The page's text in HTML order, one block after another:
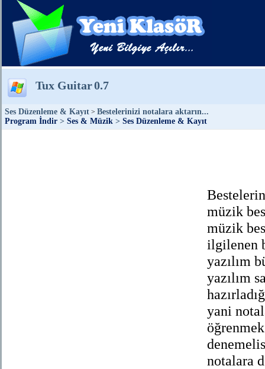
Tux Guitar0.7
Ses Düzenleme & Kayıt > Bestelerinizi notalara aktarın...
Program İndir > Ses & Müzik > Ses Düzenleme & Kayıt
müzik
müzik
ilgilenen
yazılım
yazılım
yani
notalara